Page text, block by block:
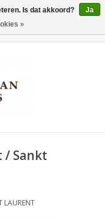
/ Sankt
LAURENT
Is dat akkoord?
Ja
»